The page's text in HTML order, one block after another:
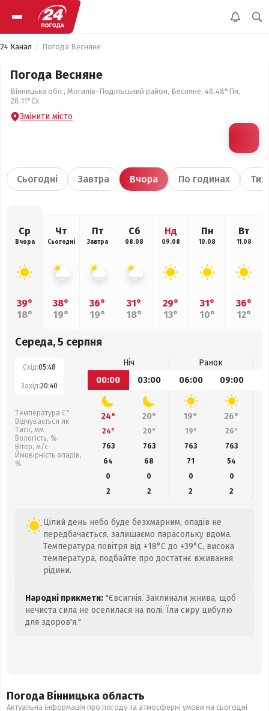
24 Канал Погода Весняне
Погода Весняне
Вінницька обл., Могилів-Подільський район, Весняне, 48.48°Пн,
28.11°Сх
Змінити місто
Сьогодні Завтра Вчора По годинах
Ср
Вчора
39°
18°
Чт
Сьогодні
38°
19°
Пт
Завтра
36°
19°
Сб
08.08
31°
18°
Нд
09.08
29°
13°
Пн
10.08
31°
10°
Вт
11.08
36°
12°
Середа, 5 серпня
Схід:05:48
Захід:20:40
Температура С°
Відчувається як
Тиск, мм
Вологість, %
Вітер, м/с
Ймовірність опадів,
%
Ніч
Ранок
00:00
03:00 06:00 09:00
24° 20° 19° 26°
24° 20° 19° 26°
763
763 763 763
64
68 71 54
0
0 0
0
2
2 2 2
Цілий день небо буде безхмарним, опадів не
передбачається, залишаємо парасольку вдома.
Температура повітря від +18°C до +39°C, висока
температура, подбайте про достатнє вживання
рідини.
Народні прикмети: "Євсигнія. Заклинали жнива, щоб
нечиста сила не оселилася на полі. Їли сиру цибулю
для здоров'я."
Погода Вінницька область
Актуальна інформація про погоду та атмосферні умови на сьогодні